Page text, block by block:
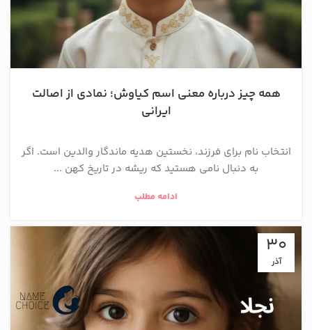
همه چیز درباره معنی اسم کیاوش؛ نمادی از اصالت
ایرانی
انتخاب نام برای فرزند، نخستین هدیه ماندگار والدین است. اگر
به دنبال نامی هستید که ریشه در تاریخ کهن ...
ادامه مطلب
30
آذر